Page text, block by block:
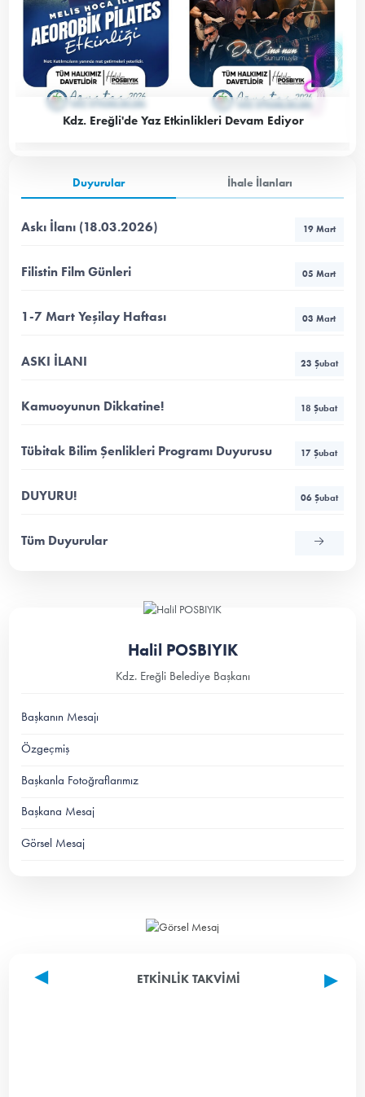
Kdz. Ereğli'de Yaz Etkinlikleri Devam Ediyor
Duyurular İhale İlanları
Askı İlanı (18.03.2026) 19 Mart
Filistin Film Günleri 05 Mart
1-7 Mart Yeşilay Haftası 03 Mart
ASKI İLANI 23 Şubat
Kamuoyunun Dikkatine! 18 Şubat
Tübitak Bilim Şenlikleri Programı Duyurusu 17 Şubat
DUYURU! 06 Şubat
Tüm Duyurular
Halil POSBIYIK
Kdz. Ereğli Belediye Başkanı
Başkanın Mesajı
Özgeçmiş
Başkanla Fotoğraflarımız
Başkana Mesaj
Görsel Mesaj
ETKINLIK TAKVIMI